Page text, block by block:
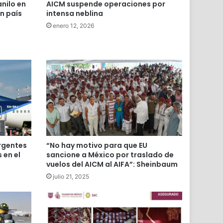
en
país
AICM suspende operaciones por
intensa neblina
enero 12, 2026
el
“No hay motivo para que EU
sancione a México por traslado de
vuelos del AICM al AIFA”: Sheinbaum
julio 21, 2025